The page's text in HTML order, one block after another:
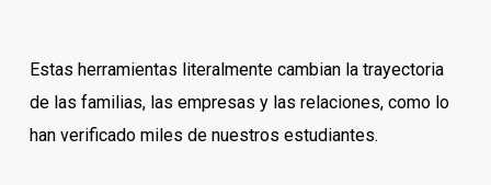
Estas herramientas literalmente cambian la trayectoria
de las familias, las empresas y las relaciones, como lo
han verificado miles de nuestros estudiantes.